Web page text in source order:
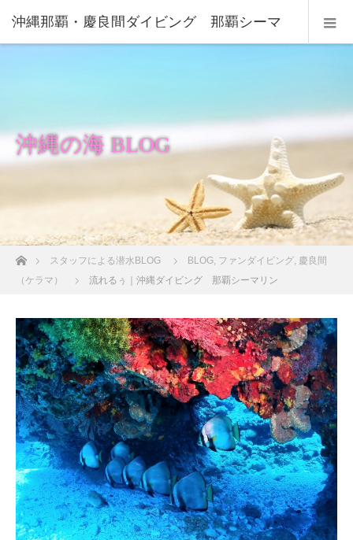
沖縄那覇・慶良間ダイビング 那覇シーマ
沖縄の海 BLOG
ホームスタッフによる潜水BLOG BLOG, ファンダイビング, 慶良間
（ケラマ）
流れるぅ｜沖縄ダイビング 那覇シーマリン